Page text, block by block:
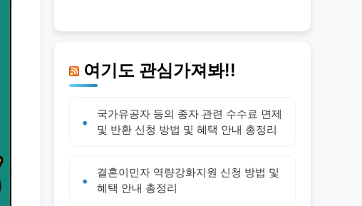
여기도 관심가져봐!!
국가유공자 등의 종자 관련 수수료 면제
및 반환 신청 방법 및 혜택 안내 총정리
결혼이민자 역량강화지원 신청 방법 및
혜택 안내 총정리